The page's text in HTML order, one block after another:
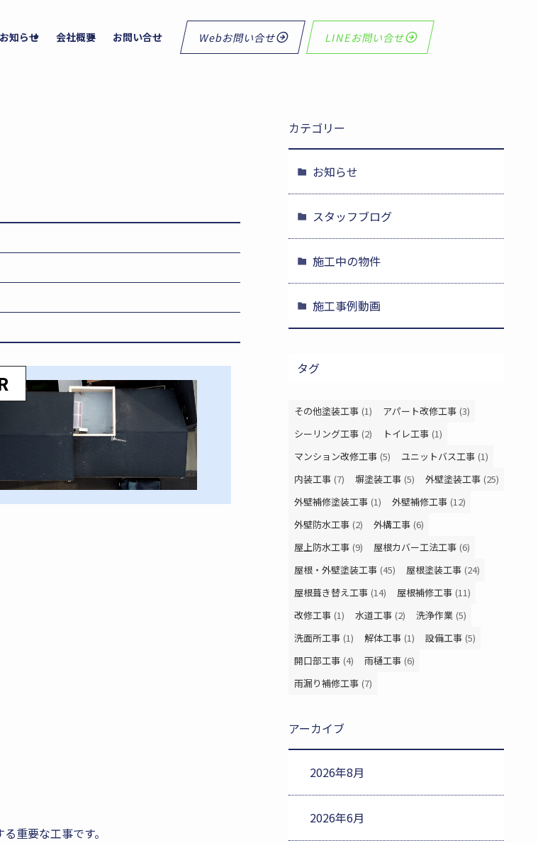
お知らせ 会社概要 お問い合せ Webお問い合せ LINEお問い合せ
重要な工事です。
カテゴリー
お知らせ
スタッフブログ
施工中の物件
施工事例動画
タグ
その他塗装工事 (1) アパート改修工事 (3)
シーリング工事 (2) トイレ工事 (1)
マンション改修工事 (5) ユニットバス工事 (1)
内装工事 (7) 塀塗装工事 (5) 外壁塗装工事 (25)
外壁補修塗装工事 (1) 外壁補修工事 (12)
外壁防水工事 (2) 外構工事 (6)
屋上防水工事 (9) 屋根カバー工法工事 (6)
屋根・外壁塗装工事 (45) 屋根塗装工事 (24)
屋根葺き替え工事 (14) 屋根補修工事 (11)
改修工事 (1) 水道工事 (2) 洗浄作業 (5)
洗面所工事 (1) 解体工事 (1) 設備工事 (5)
開口部工事 (4) 雨樋工事 (6)
雨漏り補修工事 (7)
アーカイブ
2026年8月
2026年6月